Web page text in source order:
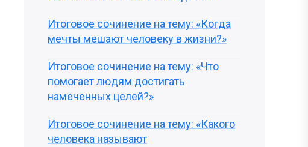
Итоговое сочинение на тему: «Когда
мечты мешают человеку в жизни?»
Итоговое сочинение на тему: «Что
помогает людям достигать
намеченных целей?»
Итоговое сочинение на тему: «Какого
человека называют